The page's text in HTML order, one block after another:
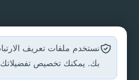
نستخدم ملفات تعريف
بك. يمكنك تخصيص